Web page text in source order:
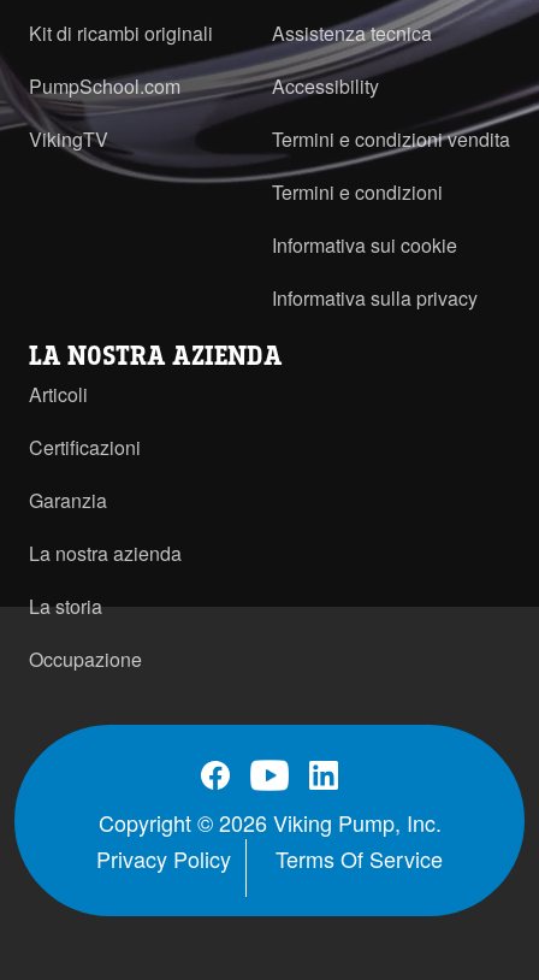
Kit di ricambi originali
PumpSchool.com
VikingTV
Assistenza tecnica
Accessibility
Termini e condizioni vendita
Termini e condizioni
Informativa sui cookie
Informativa sulla privacy
LA NOSTRA AZIENDA
Articoli
Certificazioni
Garanzia
La nostra azienda
La storia
Occupazione
Copyright © 2026 Viking Pump, Inc.
Privacy Policy
Terms Of Service